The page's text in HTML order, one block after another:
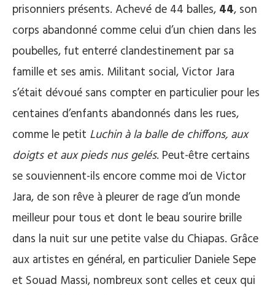
prisonniers présents. Achevé de 44 balles, 44, son
corps abandonné comme celui d’un chien dans les
poubelles, fut enterré clandestinement par sa
famille et ses amis. Militant social, Victor Jara
s’était dévoué sans compter en particulier pour les
centaines d’enfants abandonnés dans les rues,
comme le petit Luchin à la balle de chiffons, aux
doigts et aux pieds nus gelés. Peut-être certains
se souviennent-ils encore comme moi de Victor
Jara, de son rêve à pleurer de rage d’un monde
meilleur pour tous et dont le beau sourire brille
dans la nuit sur une petite valse du Chiapas. Grâce
aux artistes en général, en particulier Daniele Sepe
et Souad Massi, nombreux sont celles et ceux qui